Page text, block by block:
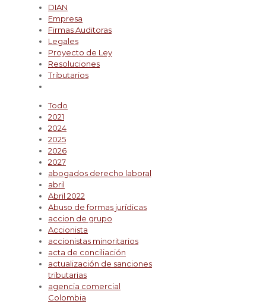
DIAN
Empresa
Firmas Auditoras
Legales
Proyecto de Ley
Resoluciones
Tributarios
Todo
2021
2024
2025
2026
2027
abogados derecho laboral
abril
Abril 2022
Abuso de formas jurídicas
accion de grupo
Accionista
accionistas minoritarios
acta de conciliación
actualización de sanciones
tributarias
agencia comercial
Colombia